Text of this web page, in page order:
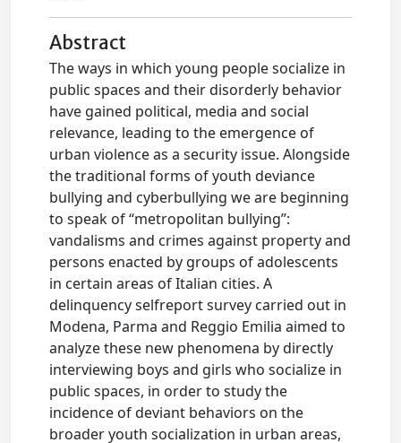
Abstract
The ways in which young people socialize in
public spaces and their disorderly behavior
have gained political, media and social
relevance, leading to the emergence of
urban violence as a security issue. Alongside
the traditional forms of youth deviance
bullying and cyberbullying we are beginning
to speak of “metropolitan bullying”:
vandalisms and crimes against property and
persons enacted by groups of adolescents
in certain areas of Italian cities. A
delinquency selfreport survey carried out in
Modena, Parma and Reggio Emilia aimed to
analyze these new phenomena by directly
interviewing boys and girls who socialize in
public spaces, in order to study the
incidence of deviant behaviors on the
broader youth socialization in urban areas,